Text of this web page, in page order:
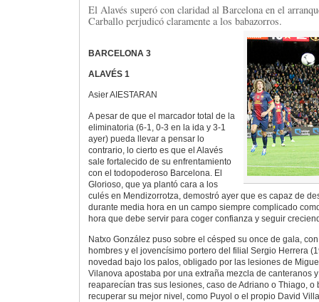
El Alavés superó con claridad al Barcelona en el
Carballo perjudicó claramente a los babazorros.
BARCELONA 3
ALAVÉS 1
Asier AIESTARAN
A pesar de que el marcador total de la
eliminatoria (6-1, 0-3 en la ida y 3-1
ayer) pueda llevar a pensar lo
contrario, lo cierto es que el Alavés
sale fortalecido de su enfrentamiento
con el todopoderoso Barcelona. El
Glorioso, que ya plantó cara a los
culés en Mendizorrotza, demostró ayer que es capaz de
durante media hora en un campo siempre complicado
hora que debe servir para coger confianza y seguir
Natxo González puso sobre el césped su once de gala,
hombres y el jovencísimo portero del filial Sergio Herrera
novedad bajo los palos, obligado por las lesiones de
Vilanova apostaba por una extraña mezcla de canteranos
reaparecían tras sus lesiones, caso de Adriano o Thiago, o
recuperar su mejor nivel, como Puyol o el propio David